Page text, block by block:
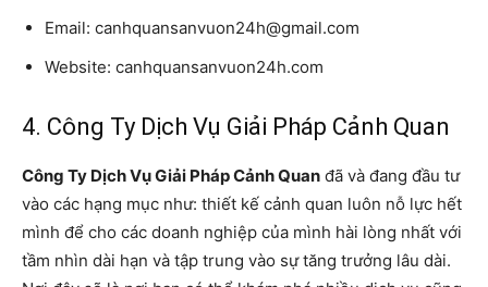
Email: canhquansanvuon24h@gmail.com
Website: canhquansanvuon24h.com
4. Công Ty Dịch Vụ Giải Pháp Cảnh Quan
Công Ty Dịch Vụ Giải Pháp Cảnh Quan đã và đang đầu tư
vào các hạng mục như: thiết kế cảnh quan luôn nỗ lực hết
mình để cho các doanh nghiệp của mình hài lòng nhất với
tầm nhìn dài hạn và tập trung vào sự tăng trưởng lâu dài.